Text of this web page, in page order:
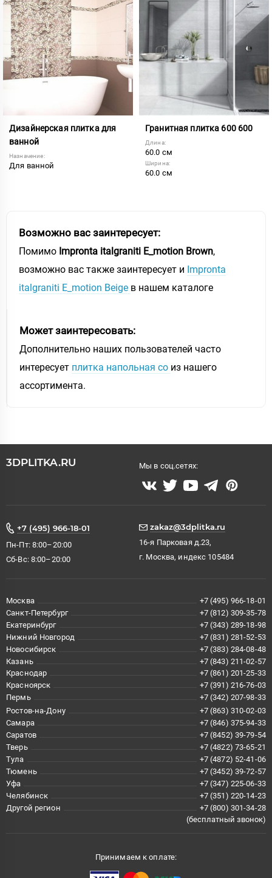
Дизайнерская плитка для
ванной
Назначение:
Для ванной
Гранитная плитка 600 600
Длина:
60.0 см
Ширина:
60.0 см
Возможно вас заинтересует:
Помимо Impronta italgraniti E_motion Brown,
возможно вас также заинтересует и Impronta
italgraniti E_motion Beige в нашем каталоге
Может заинтересовать:
Дополнительно наших пользователей часто
интересует плитка напольная со из нашего
ассортимента.
3DPLITKA.RU Мы в соц.сетях:
+7 (495) 966-18-01
Пн-Пт: 8:00–20:00
Сб-Вс: 8:00–20:00
zakaz@3dplitka.ru
16-я Парковая д.23,
г. Москва, индекс 105484
Москва
+7 (495) 966-18-01
Санкт-Петербург
+7 (812) 309-35-78
Екатеринбург
+7 (343) 289-18-98
Нижний Новгород
+7 (831) 281-52-53
Новосибирск
+7 (383) 284-08-48
Казань
+7 (843) 211-02-57
Краснодар
+7 (861) 201-25-33
Красноярск
+7 (391) 216-76-03
Пермь
+7 (342) 207-98-33
Ростов-на-Дону
+7 (863) 310-02-03
Самара
+7 (846) 375-94-33
Саратов
+7 (8452) 39-79-54
Тверь
+7 (4822) 73-65-21
Тула
+7 (4872) 52-41-06
Тюмень
+7 (3452) 39-72-57
Уфа
+7 (347) 225-06-33
Челябинск
+7 (351) 220-14-23
Другой регион
+7 (800) 301-34-28
(бесплатный звонок)
Принимаем к оплате: